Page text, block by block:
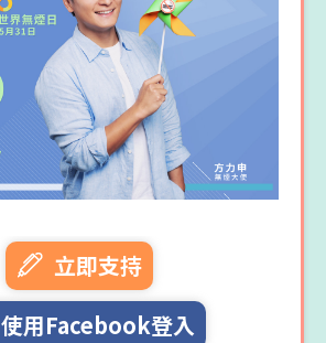
立即支持
使用Facebook登入